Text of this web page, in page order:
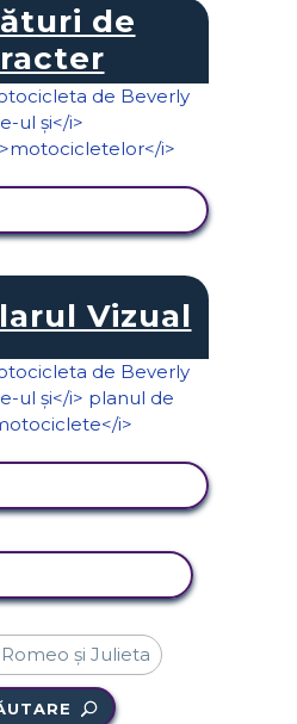
de
Vizual